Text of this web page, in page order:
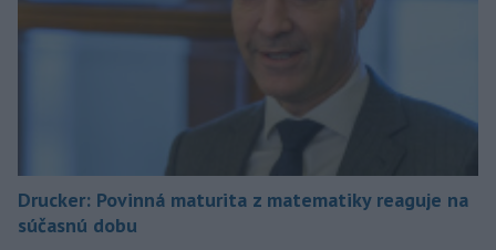
Drucker: Povinná maturita z matematiky reaguje na
súčasnú dobu